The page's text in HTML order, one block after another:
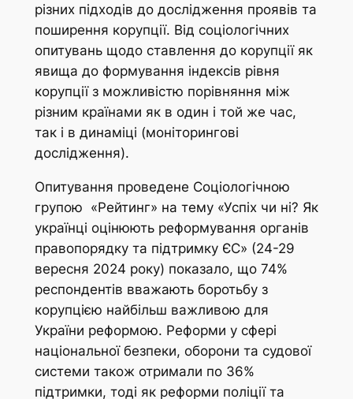
різних підходів до дослідження проявів та
поширення корупції. Від соціологічних
опитувань щодо ставлення до корупції як
явища до формування індексів рівня
корупції з можливістю порівняння між
різним країнами як в один і той же час,
так і в динаміці (моніторингові
дослідження).
Опитування проведене Соціологічною
групою «Рейтинг» на тему «Успіх чи ні? Як
українці оцінюють реформування органів
правопорядку та підтримку ЄС» (24-29
вересня 2024 року) показало, що 74%
респондентів вважають боротьбу з
корупцією найбільш важливою для
України реформою. Реформи у сфері
національної безпеки, оборони та судової
системи також отримали по 36%
підтримки, тоді як реформи поліції та